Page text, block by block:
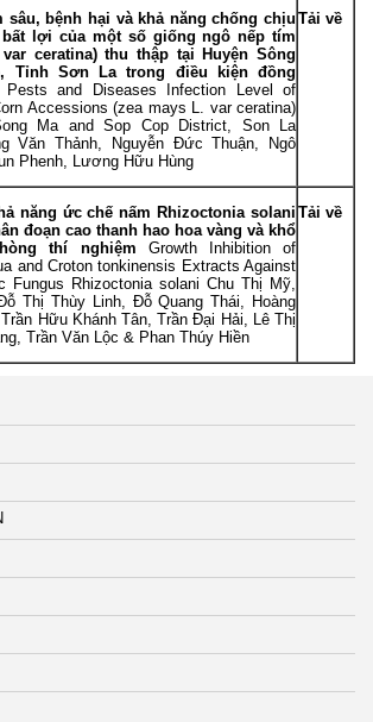
sâu, bệnh hại và khả năng chống chịu
lợi của một số giống ngô nếp tím
ceratina) thu thập tại Huyện Sông
Tỉnh Sơn La trong điều kiện đồng
Pests and Diseases Infection Level of
Accessions (zea mays L. var ceratina)
Ma and Sop Cop District, Son La
Văn Thảnh, Nguyễn Đức Thuận, Ngô
Phenh, Lương Hữu Hùng
Tải về
năng ức chế nấm Rhizoctonia solani
đoạn cao thanh hao hoa vàng và khổ
thí nghiệm Growth Inhibition of
and Croton tonkinensis Extracts Against
Fungus Rhizoctonia solani Chu Thị Mỹ,
Thị Thùy Linh, Đỗ Quang Thái, Hoàng
Hữu Khánh Tân, Trần Đại Hải, Lê Thị
Trần Văn Lộc & Phan Thúy Hiền
Tải về